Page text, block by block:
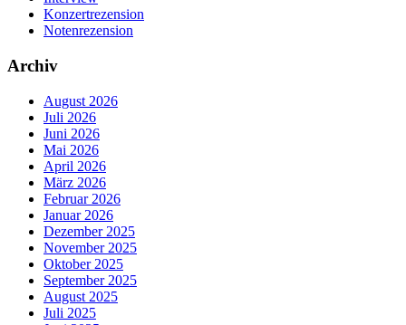
Konzertrezension
Notenrezension
Archiv
August 2026
Juli 2026
Juni 2026
Mai 2026
April 2026
März 2026
Februar 2026
Januar 2026
Dezember 2025
November 2025
Oktober 2025
September 2025
August 2025
Juli 2025